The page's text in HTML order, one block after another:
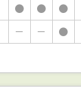
● ● ●
－ － ●